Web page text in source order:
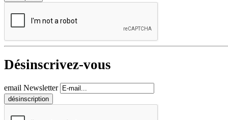
Désinscrivez-vous
email Newsletter